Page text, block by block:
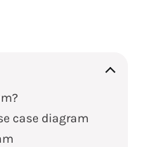
case diagram